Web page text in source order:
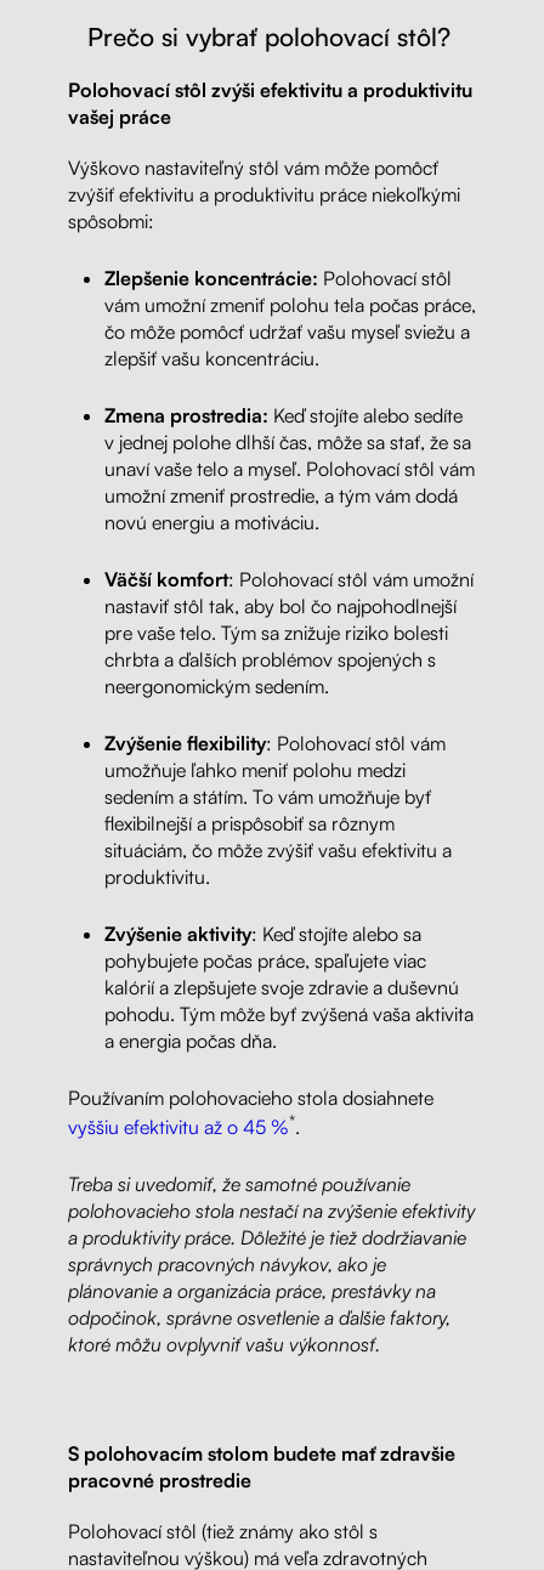
Prečo si vybrať polohovací stôl?
Polohovací stôl zvýši efektivitu a produktivitu
vašej práce
Výškovo nastaviteľný stôl vám môže pomôcť
zvýšiť efektivitu a produktivitu práce niekoľkými
spôsobmi:
Zlepšenie koncentrácie: Polohovací stôl
vám umožní zmeniť polohu tela počas práce,
čo môže pomôcť udržať vašu myseľ sviežu a
zlepšiť vašu koncentráciu.
Zmena prostredia: Keď stojíte alebo sedíte
v jednej polohe dlhší čas, môže sa stať, že sa
unaví vaše telo a myseľ. Polohovací stôl vám
umožní zmeniť prostredie, a tým vám dodá
novú energiu a motiváciu.
Väčší komfort: Polohovací stôl vám umožní
nastaviť stôl tak, aby bol čo najpohodlnejší
pre vaše telo. Tým sa znižuje riziko bolesti
chrbta a ďalších problémov spojených s
neergonomickým sedením.
Zvýšenie flexibility: Polohovací stôl vám
umožňuje ľahko meniť polohu medzi
sedením a státím. To vám umožňuje byť
flexibilnejší a prispôsobiť sa rôznym
situáciám, čo môže zvýšiť vašu efektivitu a
produktivitu.
Zvýšenie aktivity: Keď stojíte alebo sa
pohybujete počas práce, spaľujete viac
kalórií a zlepšujete svoje zdravie a duševnú
pohodu. Tým môže byť zvýšená vaša aktivita
a energia počas dňa.
Používaním polohovacieho stola dosiahnete
vyššiu efektivitu až o 45 %*.
Treba si uvedomiť, že samotné používanie
polohovacieho stola nestačí na zvýšenie efektivity
a produktivity práce. Dôležité je tiež dodržiavanie
správnych pracovných návykov, ako je
plánovanie a organizácia práce, prestávky na
odpočinok, správne osvetlenie a ďalšie faktory,
ktoré môžu ovplyvniť vašu výkonnosť.
S polohovacím stolom budete mať zdravšie
pracovné prostredie
Polohovací stôl (tiež známy ako stôl s
nastaviteľnou výškou) má veľa zdravotných